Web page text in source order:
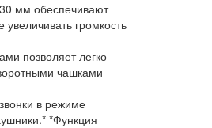
мм обеспечивают
громкость
позволяет легко
чашками
в режиме
*Функция